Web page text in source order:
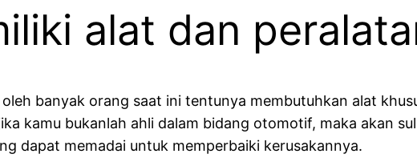
alat dan
banyak orang saat ini tentunya membutuhkan alat
kamu bukanlah ahli dalam bidang otomotif, maka akan
dapat memadai untuk memperbaiki kerusakannya.